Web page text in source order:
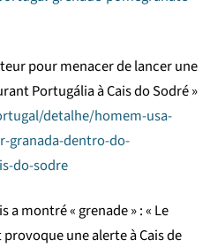
pour menacer de lancer une
Portugália à Cais do Sodré »
detalhe/homem-usa-
granada-dentro-do-
do-sodre
a montré « grenade » : « Le
une alerte à Cais de